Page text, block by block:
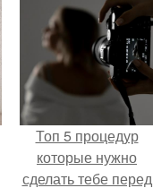
Топ 5 процедур
которые нужно
сделать тебе перед